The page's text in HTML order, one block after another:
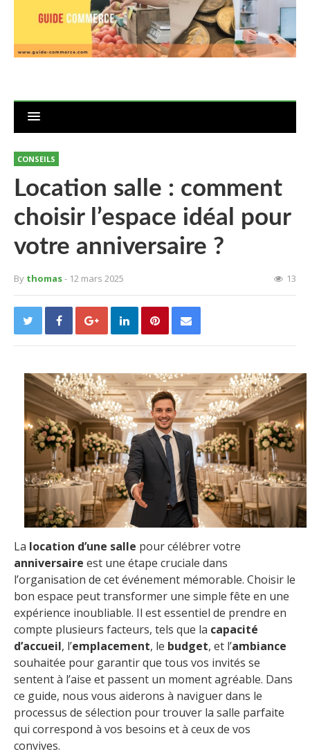
CONSEILS
Location salle : comment
choisir l’espace idéal pour
votre anniversaire ?
By thomas- 12 mars 2025 13
La location d’une salle pour célébrer votre
anniversaire est une étape cruciale dans
l’organisation de cet événement mémorable. Choisir le
bon espace peut transformer une simple fête en une
expérience inoubliable. Il est essentiel de prendre en
compte plusieurs facteurs, tels que la capacité
d’accueil, l’emplacement, le budget, et l’ambiance
souhaitée pour garantir que tous vos invités se
sentent à l’aise et passent un moment agréable. Dans
ce guide, nous vous aiderons à naviguer dans le
processus de sélection pour trouver la salle parfaite
qui correspond à vos besoins et à ceux de vos
convives.